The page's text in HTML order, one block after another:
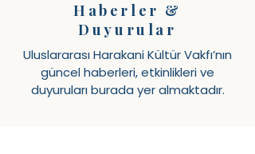
Haberler &
Duyurular
Uluslararası Harakani Kültür Vakfı’nın
güncel haberleri, etkinlikleri ve
duyuruları burada yer almaktadır.